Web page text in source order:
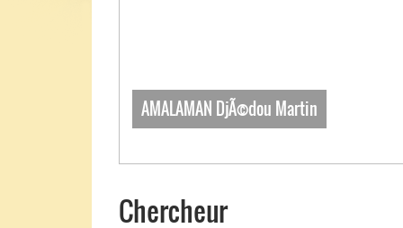
AMALAMAN DjÃ©dou Martin
Chercheur